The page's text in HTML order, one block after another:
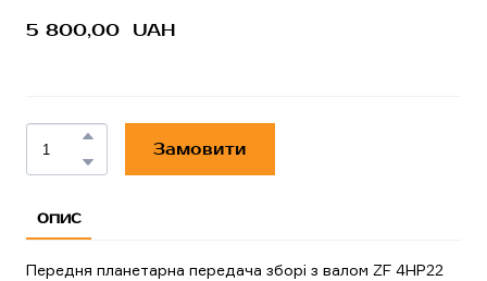
5 800,00  UAH
Замовити
ОПИС
Передня планетарна передача зборі з валом ZF 4HP22